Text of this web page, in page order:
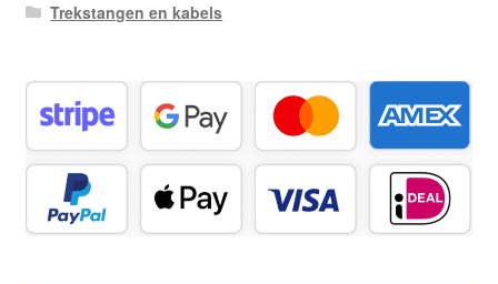
Trekstangen en kabels